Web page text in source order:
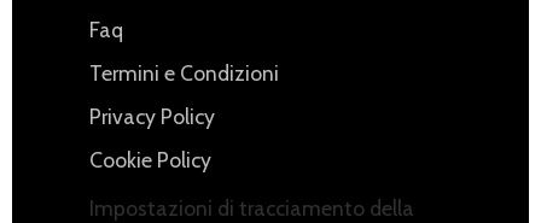
Faq
Termini e Condizioni
Privacy Policy
Cookie Policy
Impostazioni di tracciamento della